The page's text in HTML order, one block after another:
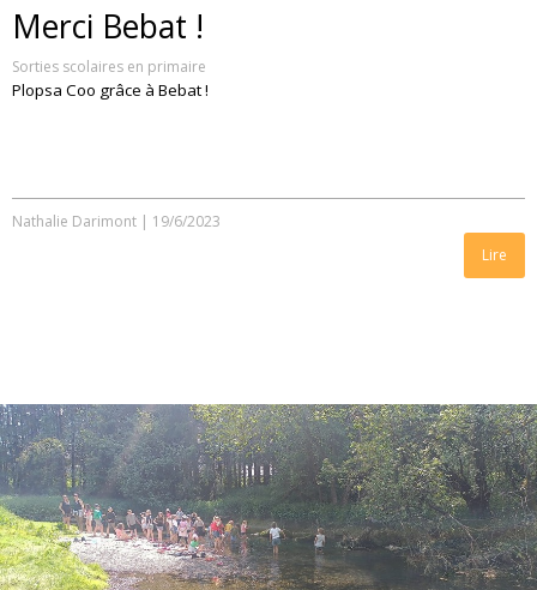
Merci Bebat !
Sorties scolaires en primaire
Plopsa Coo grâce à Bebat !
Nathalie Darimont | 19/6/2023
Lire